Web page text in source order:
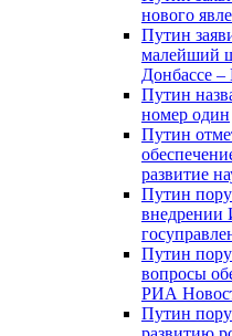
нового
Путин
малейший
Донбассе
Путин
номер один
Путин
развитие
Путин
внедрении
Путин
вопросы
РИА
Путин